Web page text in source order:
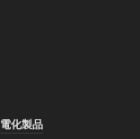
電化製品